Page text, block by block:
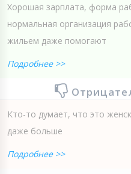
Хорошая зарплата, форма
нормальная организация
жильем даже помогают
Подробнее >>
Кто-то думает, что это
даже больше
Подробнее >>